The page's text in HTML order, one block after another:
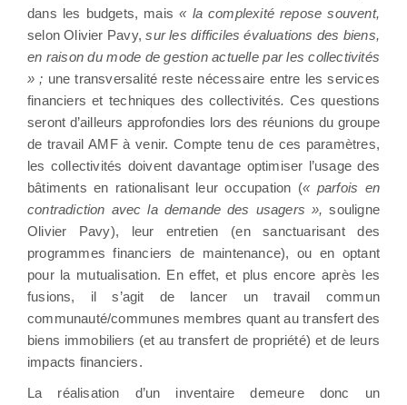
dans les budgets, mais« la complexité repose souvent,
selon Olivier Pavy,sur les difficiles évaluations des biens,
en raison du mode de gestion actuelle par les collectivités
» ; une transversalité reste nécessaire entre les services
financiers et techniques des collectivités.Ces questions
seront d’ailleurs approfondies lors des réunions du groupe
de travail AMF à venir. Compte tenu de ces paramètres,
les collectivités doivent davantage optimiser l’usage des
bâtiments en rationalisant leur occupation (« parfois en
contradiction avec la demande des usagers », souligne
Olivier Pavy), leur entretien (en sanctuarisant des
programmes financiers de maintenance), ou en optant
pour la mutualisation. En effet, et plus encore après les
fusions, il s’agit de lancer un travail commun
communauté/communes membres quant au transfert des
biens immobiliers (et au transfert de propriété) et de leurs
impacts financiers.
La réalisation d’un inventaire demeure donc un